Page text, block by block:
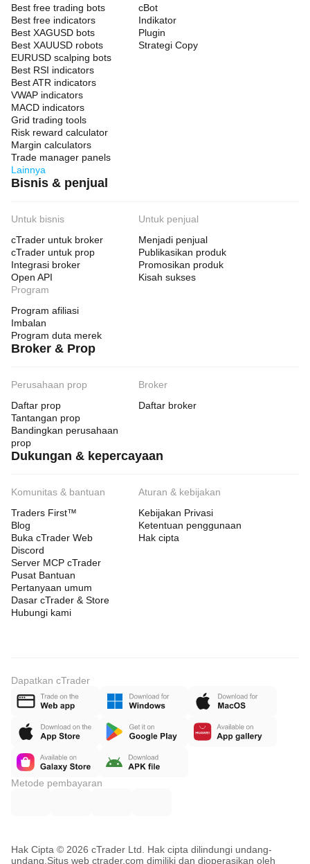
Best free trading bots
Best free indicators
Best XAGUSD bots
Best XAUUSD robots
EURUSD scalping bots
Best RSI indicators
Best ATR indicators
VWAP indicators
MACD indicators
Grid trading tools
Risk reward calculator
Margin calculators
Trade manager panels
Lainnya
cBot
Indikator
Plugin
Strategi Copy
Bisnis & penjual
Untuk bisnis
cTrader untuk broker
cTrader untuk prop
Integrasi broker
Open API
Untuk penjual
Menjadi penjual
Publikasikan produk
Promosikan produk
Kisah sukses
Program
Program afiliasi
Imbalan
Program duta merek
Broker & Prop
Perusahaan prop
Daftar prop
Tantangan prop
Bandingkan perusahaan
prop
Broker
Daftar broker
Dukungan & kepercayaan
Komunitas & bantuan
Traders First™
Blog
Buka cTrader Web
Discord
Server MCP cTrader
Pusat Bantuan
Pertanyaan umum
Dasar cTrader & Store
Hubungi kami
Aturan & kebijakan
Kebijakan Privasi
Ketentuan penggunaan
Hak cipta
Dapatkan cTrader
Metode pembayaran
Hak Cipta © 2026 cTrader Ltd. Hak cipta dilindungi undang-
undang. Situs web ctrader.com dimiliki dan dioperasikan oleh